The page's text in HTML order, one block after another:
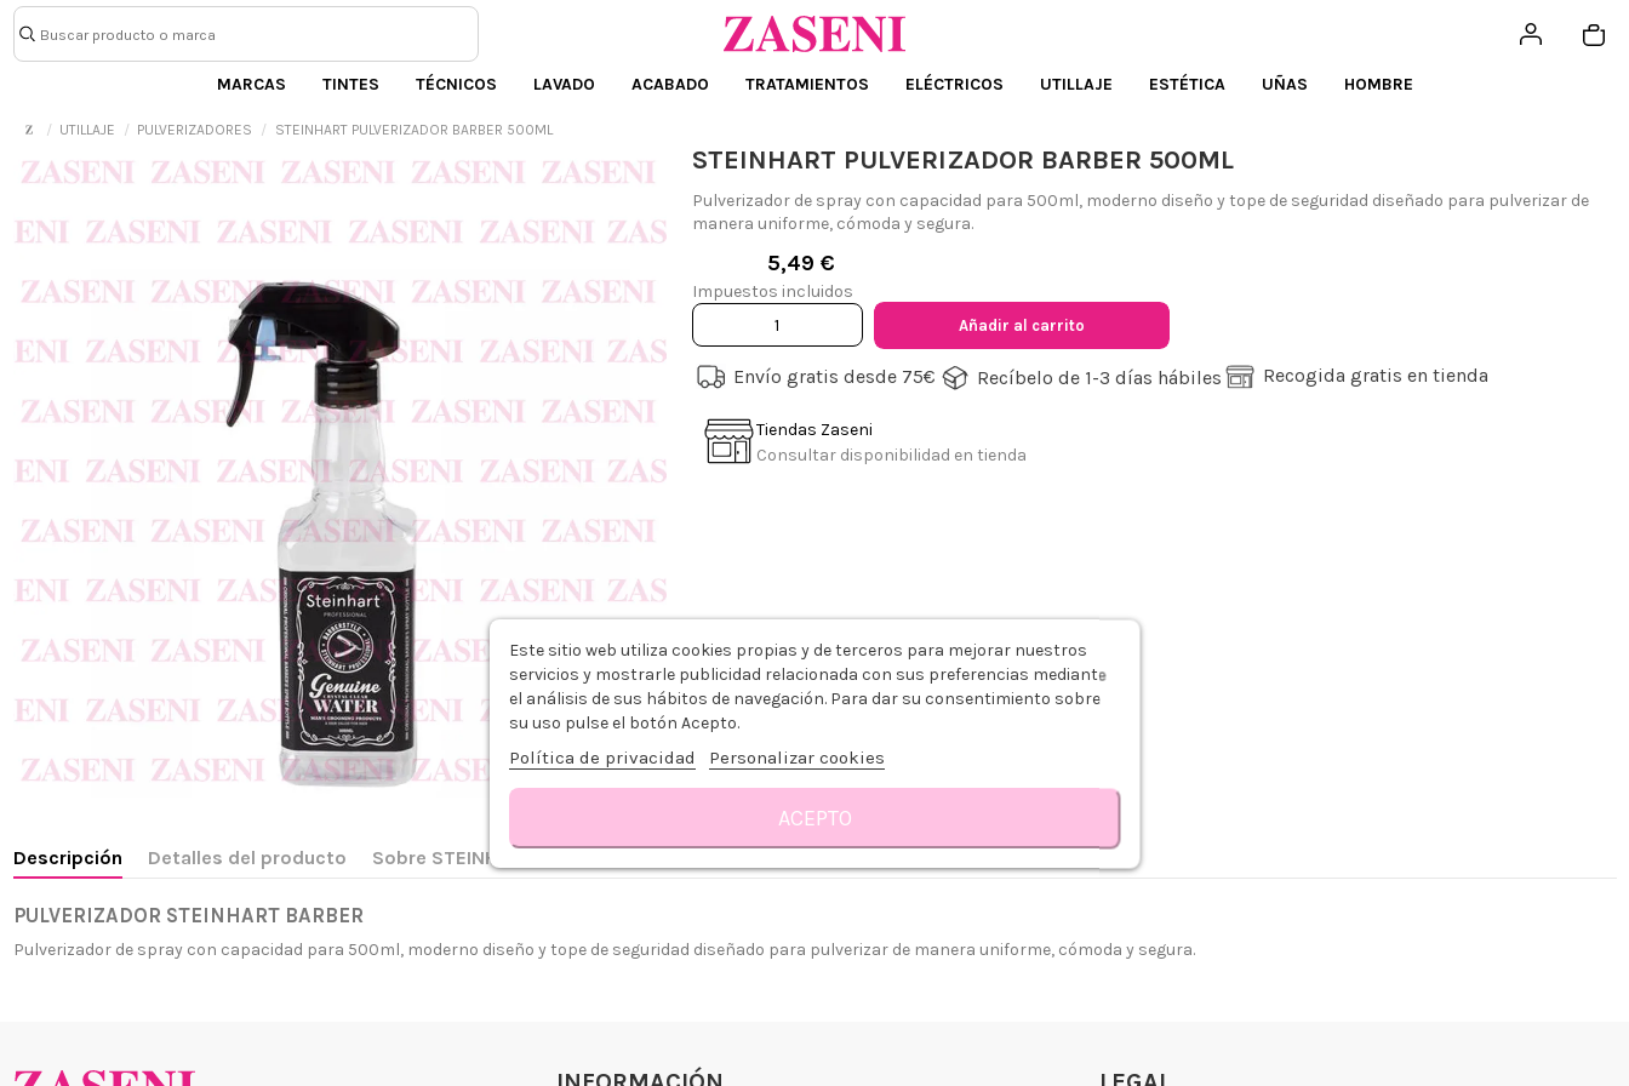
MARCAS TINTES TÉCNICOS LAVADO ACABADO TRATAMIENTOS ELÉCTRICOS UTILLAJE ESTÉTICA UÑAS HOMBRE
UTILLAJE PULVERIZADORES STEINHART PULVERIZADOR BARBER 500ML
STEINHART PULVERIZADOR BARBER 500ML
Pulverizador de spray con capacidad para 500ml, moderno diseño y tope de seguridad diseñado para pulverizar de
manera uniforme, cómoda y segura.
5,49 €
Impuestos incluidos
Añadir al carrito
Envío gratis desde 75€ Recíbelo de 1-3 días hábiles Recogida gratis en tienda
Tiendas Zaseni
Consultar disponibilidad en tienda
Descripción Detalles del producto Sobre STEINHART
PULVERIZADOR STEINHART BARBER
Pulverizador de spray con capacidad para 500ml, moderno diseño y tope de seguridad diseñado para pulverizar de manera uniforme, cómoda y segura.
+34 968 06 63 44
L-V 10:00 - 14:00
¿Quiénes somos?
Aviso legal
Este sitio web utiliza cookies propias y de terceros para mejorar nuestros
servicios y mostrarle publicidad relacionada con sus preferencias mediante
el análisis de sus hábitos de navegación. Para dar su consentimiento sobre
su uso pulse el botón Acepto.
Política de privacidad Personalizar cookies
ACEPTO